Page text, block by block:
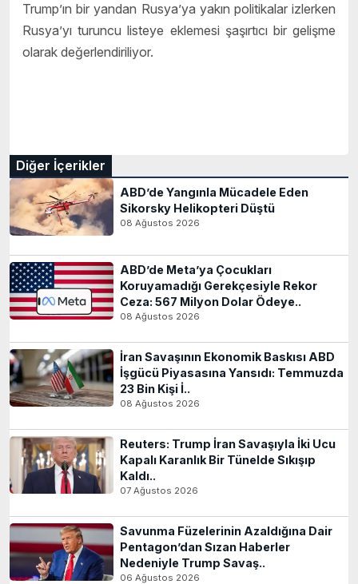
Trump’ın bir yandan Rusya’ya yakın politikalar izlerken
Rusya’yı turuncu listeye eklemesi şaşırtıcı bir gelişme
olarak değerlendiriliyor.
Diğer İçerikler
ABD’de Yangınla Mücadele Eden
Sikorsky Helikopteri Düştü
08 Ağustos 2026
ABD’de Meta’ya Çocukları
Koruyamadığı Gerekçesiyle Rekor
Ceza: 567 Milyon Dolar Ödeye..
08 Ağustos 2026
İran Savaşının Ekonomik Baskısı ABD
İşgücü Piyasasına Yansıdı: Temmuzda
23 Bin Kişi İ..
08 Ağustos 2026
Reuters: Trump İran Savaşıyla İki Ucu
Kapalı Karanlık Bir Tünelde Sıkışıp
Kaldı..
07 Ağustos 2026
Savunma Füzelerinin Azaldığına Dair
Pentagon’dan Sızan Haberler
Nedeniyle Trump Savaş..
06 Ağustos 2026